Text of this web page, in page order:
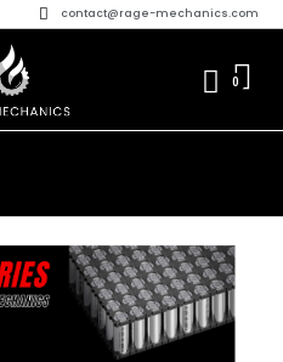
contact@rage-mechanics.com